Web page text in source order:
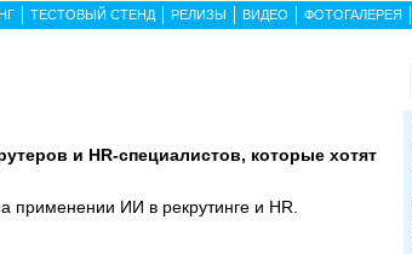
ТЕСТОВЫЙ СТЕНД РЕЛИЗЫ ВИДЕО ФОТОГАЛЕРЕЯ
и HR-специалистов, которые хотят
применении ИИ в рекрутинге и HR.